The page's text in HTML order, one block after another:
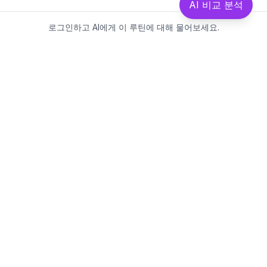
로그인하고 AI에게 이 루틴에 대해 물어보세요.
AI 비교 분석